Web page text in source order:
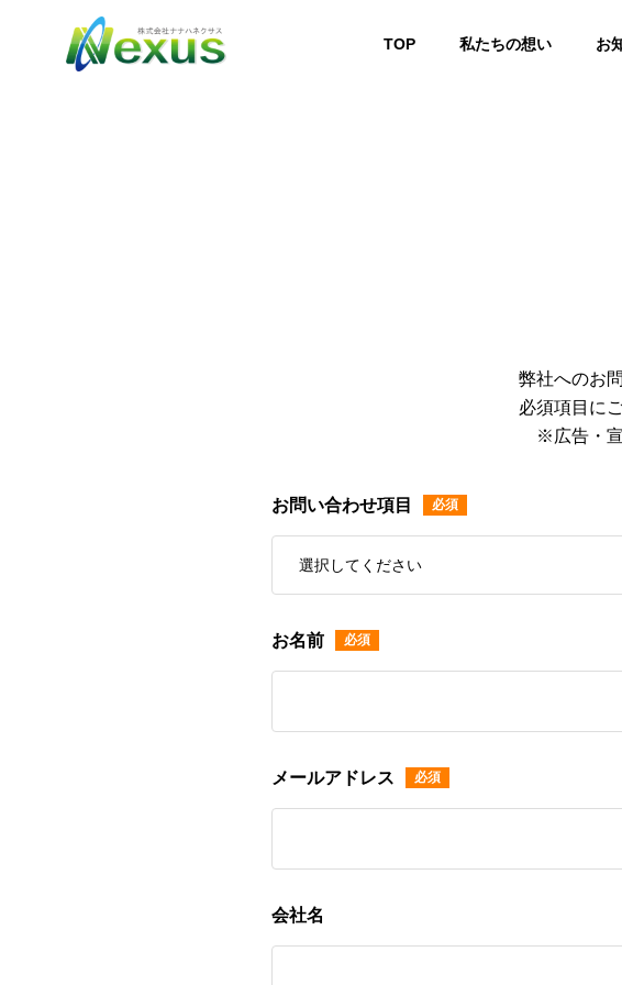
TOP 私たちの想い お
弊社へのお
必須項目に
※広告・
お問い合わせ項目
お名前
メールアドレス
会社名